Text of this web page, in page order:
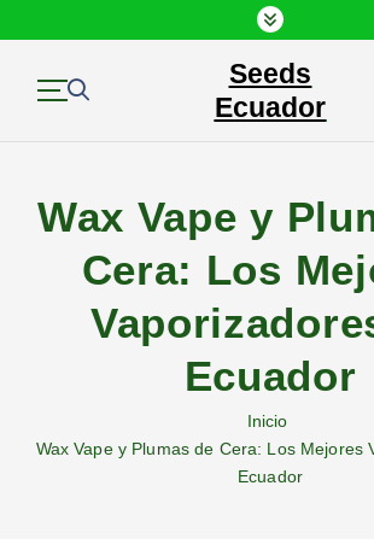
Seeds
Ecuador
Wax Vape y
Cera: Los
Ecuador
Inicio
Wax Vape y Plumas de Cera: Los Mejores
Ecuador